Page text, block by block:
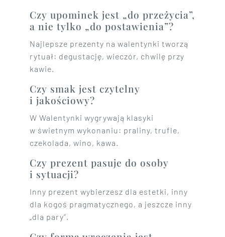
Czy upominek jest „do przeżycia”,
a nie tylko „do postawienia”?
Najlepsze prezenty na walentynki tworzą
rytuał: degustację, wieczór, chwilę przy
kawie.
Czy smak jest czytelny
i jakościowy?
W Walentynki wygrywają klasyki
w świetnym wykonaniu: praliny, trufle,
czekolada, wino, kawa.
Czy prezent pasuje do osoby
i sytuacji?
Inny prezent wybierzesz dla estetki, inny
dla kogoś pragmatycznego, a jeszcze inny
„dla pary”.